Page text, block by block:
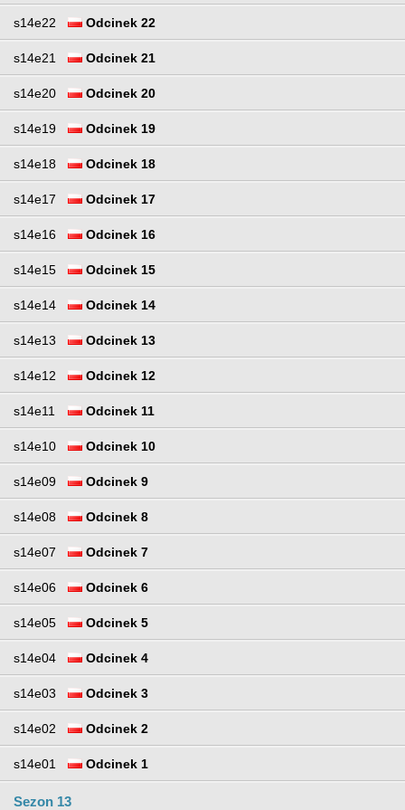
s14e22 Odcinek 22
s14e21 Odcinek 21
s14e20 Odcinek 20
s14e19 Odcinek 19
s14e18 Odcinek 18
s14e17 Odcinek 17
s14e16 Odcinek 16
s14e15 Odcinek 15
s14e14 Odcinek 14
s14e13 Odcinek 13
s14e12 Odcinek 12
s14e11 Odcinek 11
s14e10 Odcinek 10
s14e09 Odcinek 9
s14e08 Odcinek 8
s14e07 Odcinek 7
s14e06 Odcinek 6
s14e05 Odcinek 5
s14e04 Odcinek 4
s14e03 Odcinek 3
s14e02 Odcinek 2
s14e01 Odcinek 1
Sezon 13